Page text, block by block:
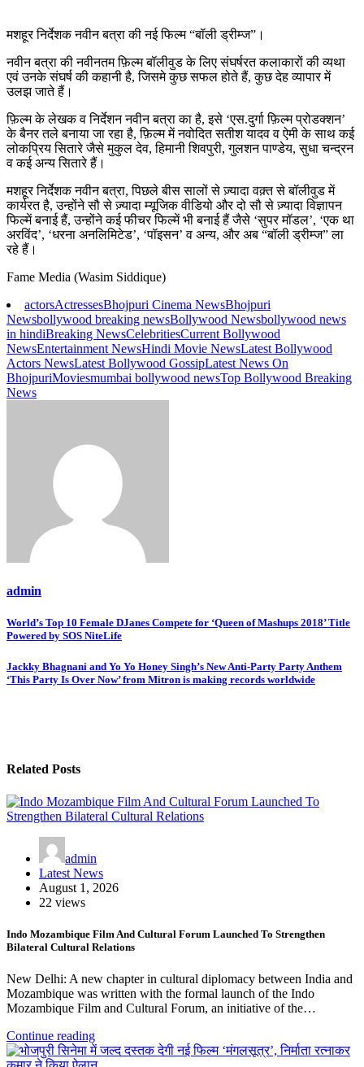
मशहूर निर्देशक नवीन बत्रा की नई फिल्म “बॉली ड्रीम्ज”।
नवीन बत्रा की नवीनतम फ़िल्म बॉलीवुड के लिए संघर्षरत कलाकारों की व्यथा
एवं उनके संघर्ष की कहानी है, जिसमे कुछ सफल होते हैं, कुछ देह व्यापार में
उलझ जाते हैं।
फ़िल्म के लेखक व निर्देशन नवीन बत्रा का है, इसे ‘एस.दुर्गा फ़िल्म प्रोडक्शन’
के बैनर तले बनाया जा रहा है, फ़िल्म में नवोदित सतीश यादव व ऐमी के साथ कई
लोकप्रिय सितारे जैसे मुकुल देव, हिमानी शिवपुरी, गुलशन पाण्डेय, सुधा चन्द्रन
व कई अन्य सितारे हैं।
मशहूर निर्देशक नवीन बत्रा, पिछले बीस सालों से ज़्यादा वक़्त से बॉलीवुड में
कार्यरत है, उन्होंने सौ से ज़्यादा म्यूजिक वीडियो और दो सौ से ज़्यादा विज्ञापन
फिल्में बनाई हैं, उन्होंने कई फीचर फिल्में भी बनाई हैं जैसे ‘सुपर मॉडल’, ‘एक था
अरविंद’, ‘धरना अनलिमिटेड’, ‘पॉइसन’ व अन्य, और अब “बॉली ड्रीम्ज” ला
रहे हैं।
Fame Media (Wasim Siddique)
actorsActressesBhojpuri Cinema NewsBhojpuri
Newsbollywood breaking newsBollywood Newsbollywood news
in hindiBreaking NewsCelebritiesCurrent Bollywood
NewsEntertainment NewsHindi Movie NewsLatest Bollywood
Actors NewsLatest Bollywood GossipLatest News On
BhojpuriMoviesmumbai bollywood newsTop Bollywood Breaking
News
admin
Post
navigation
World’s Top 10 Female DJanes Compete for ‘Queen of Mashups 2018’ Title
Powered by SOS NiteLife
Jackky Bhagnani and Yo Yo Honey Singh’s New Anti-Party Party Anthem
‘This Party Is Over Now’ from Mitron is making records worldwide
Related Posts
admin
Latest News
August 1, 2026
22 views
Indo Mozambique Film And Cultural Forum Launched To Strengthen
Bilateral Cultural Relations
New Delhi: A new chapter in cultural diplomacy between India and
Mozambique was written with the formal launch of the Indo
Mozambique Film and Cultural Forum, an initiative of the…
Continue reading